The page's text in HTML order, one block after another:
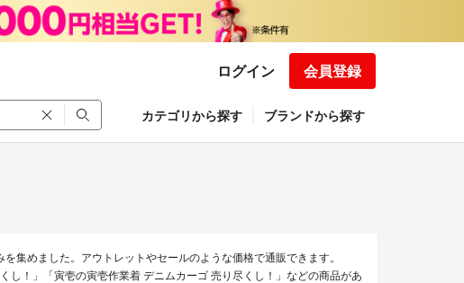
ログイン 会員登録
カテゴリから探す ブランドから探す
集めました。アウトレットやセールのような価格で通販できます。
！」「寅壱の寅壱作業着 デニムカーゴ 売り尽くし！」などの商品があ